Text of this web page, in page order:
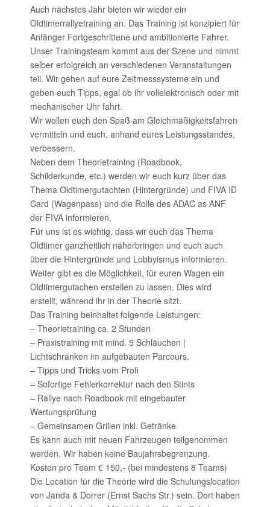
Auch nächstes Jahr bieten wir wieder ein
Oldtimerrallyetraining an. Das Training ist konzipiert für
Anfänger Fortgeschrittene und ambitionierte Fahrer.
Unser Trainingsteam kommt aus der Szene und nimmt
selber erfolgreich an verschiedenen Veranstaltungen
teil. Wir gehen auf eure Zeitmesssysteme ein und
geben euch Tipps, egal ob ihr vollelektronisch oder mit
mechanischer Uhr fahrt.
Wir wollen euch den Spaß am Gleichmäßigkeitsfahren
vermitteln und euch, anhand eures Leistungsstandes,
verbessern.
Neben dem Theorietraining (Roadbook,
Schilderkunde, etc.) werden wir euch kurz über das
Thema Oldtimergutachten (Hintergründe) und FIVA ID
Card (Wagenpass) und die Rolle des ADAC as ANF
der FIVA informieren.
Für uns ist es wichtig, dass wir euch das Thema
Oldtimer ganzheitlich näherbringen und euch auch
über die Hintergründe und Lobbyismus informieren.
Weiter gibt es die Möglichkeit, für euren Wagen ein
Oldtimergutachen erstellen zu lassen. Dies wird
erstellt, während ihr in der Theorie sitzt.
Das Training beinhaltet folgende Leistungen:
– Theorietraining ca. 2 Stunden
– Praxistraining mit mind. 5 Schläuchen |
Lichtschranken im aufgebauten Parcours.
– Tipps und Tricks vom Profi
– Sofortige Fehlerkorrektur nach den Stints
– Rallye nach Roadbook mit eingebauter
Wertungsprüfung
– Gemeinsamen Grillen inkl. Getränke
Es kann auch mit neuen Fahrzeugen teilgenommen
werden. Wir haben keine Baujahrsbegrenzung.
Kosten pro Team € 150,- (bei mindestens 8 Teams)
Die Location für die Theorie wird die Schulungslocation
von Janda & Dorrer (Ernst Sachs Str.) sein. Dort haben